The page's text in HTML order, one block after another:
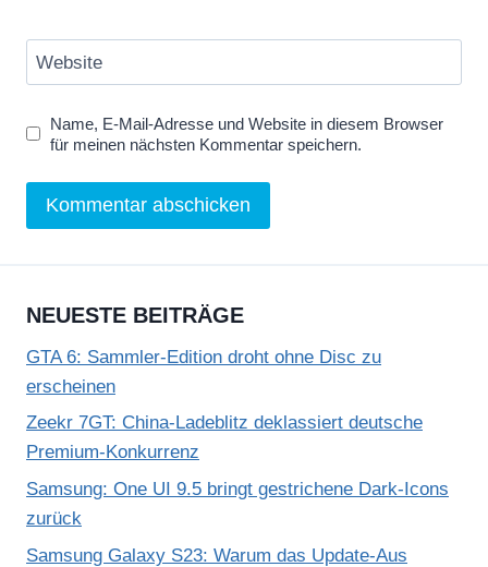
Website
Name, E-Mail-Adresse und Website in diesem Browser
für meinen nächsten Kommentar speichern.
NEUESTE BEITRÄGE
GTA 6: Sammler-Edition droht ohne Disc zu
erscheinen
Zeekr 7GT: China-Ladeblitz deklassiert deutsche
Premium-Konkurrenz
Samsung: One UI 9.5 bringt gestrichene Dark-Icons
zurück
Samsung Galaxy S23: Warum das Update-Aus